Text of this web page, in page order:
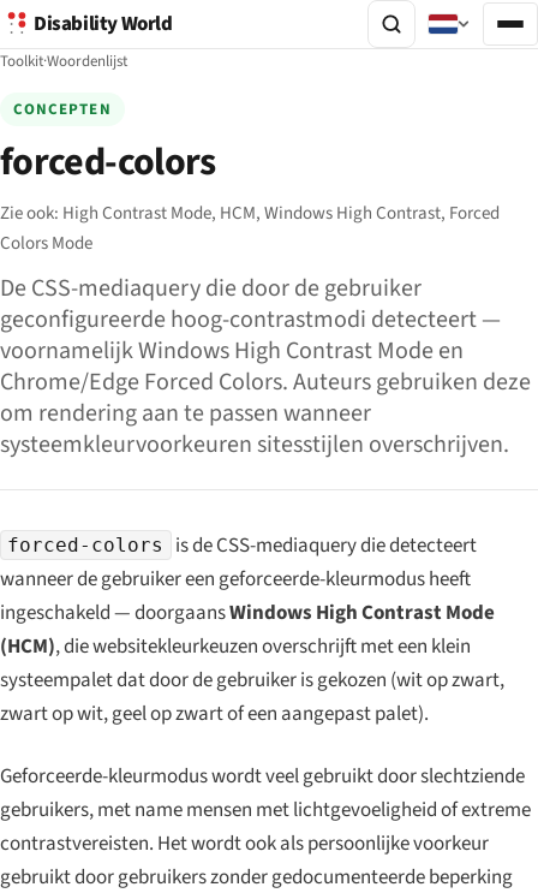
Disability World
Toolkit·Woordenlijst
CONCEPTEN
forced-colors
Zie ook: High Contrast Mode, HCM,Windows High Contrast, Forced
Colors Mode
De CSS-mediaquery die door de gebruiker
geconfigureerde hoog-contrastmodi detecteert —
voornamelijk Windows High Contrast Mode en
Chrome/Edge Forced Colors. Auteurs gebruiken deze
om rendering aan te passen wanneer
systeemkleurvoorkeuren sitesstijlen overschrijven.
forced-colors
is de CSS-mediaquery die detecteert
wanneer de gebruiker een geforceerde-kleurmodus heeft
ingeschakeld — doorgaansWindows High Contrast Mode
(HCM), die websitekleurkeuzen overschrijft met een klein
systeempalet dat door de gebruiker is gekozen (wit op zwart,
zwart op wit, geel op zwart of een aangepast palet).
Geforceerde-kleurmodus wordt veel gebruikt door slechtziende
gebruikers, met name mensen met lichtgevoeligheid of extreme
contrastvereisten. Het wordt ook als persoonlijke voorkeur
gebruikt door gebruikers zonder gedocumenteerde beperking